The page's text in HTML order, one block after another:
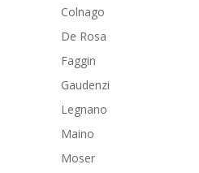
Colnago
De Rosa
Faggin
Gaudenzi
Legnano
Maino
Moser